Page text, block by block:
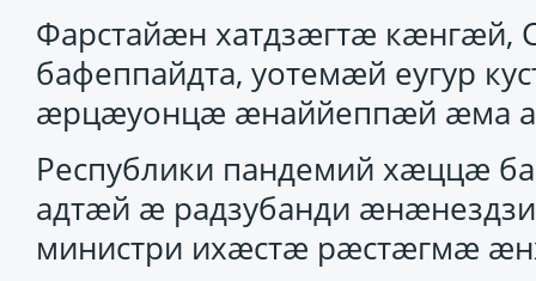
Фарстайӕн хатдзӕгтӕ кӕнгӕй,
бафеппайдта, уотемӕй еугур
ӕрцӕуонцӕ ӕнаййеппӕй ӕма
Республики пандемий хӕццӕ
адтӕй ӕ радзубанди
министри ихӕстӕ рӕстӕгмӕ